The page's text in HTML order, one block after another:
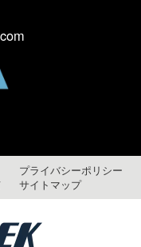
プライバシーポリシー
サイトマップ